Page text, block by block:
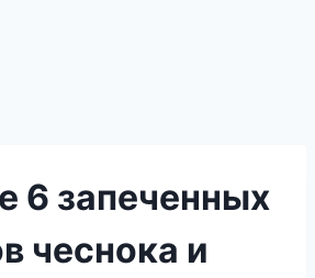
6 запеченных
чеснока и